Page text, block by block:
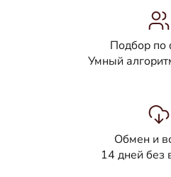
Подбор по
Умный
Обмен и
14 дней без